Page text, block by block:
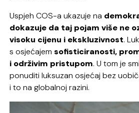
Uspjeh COS-a ukazuje na
dokazuje da taj pojam više ne
visoku cijenu i ekskluzivnost.
s osjećajemsofisticiranosti,
i održivim pristupom. U tom je
ponuditi luksuzan osjećaj bez
i to na globalnoj razini.